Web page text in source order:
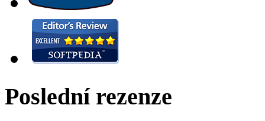
Poslední rezenze